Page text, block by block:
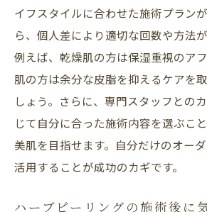
イフスタイルに合わせた施術プラン
ら、個人差により適切な回数や方法
例えば、乾燥肌の方は保湿重視のア
肌の方は余分な皮脂を抑えるケアを
しょう。さらに、専門スタッフとの
じて自分に合った施術内容を選ぶこ
美肌を目指せます。自分だけのオー
活用することが成功のカギです。
ハーブピーリングの施術後に